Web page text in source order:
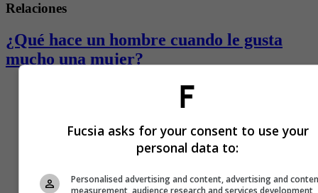
Relaciones
¿Qué hace un hombre cuando le gusta
mucho una mujer?
Fucsia asks for your consent to use your
personal data to:
Personalised advertising and content, advertising and
measurement, audience research and services development